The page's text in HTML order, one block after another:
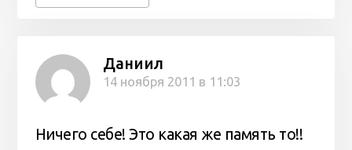
Даниил
14 ноября 2011 в 11:03
Ничего себе! Это какая же память то!!